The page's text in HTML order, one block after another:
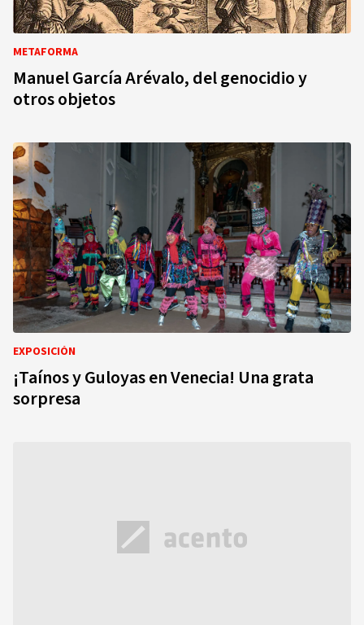
METAFORMA
Manuel García Arévalo, del genocidio y
otros objetos
EXPOSICIÓN
¡Taínos y Guloyas en Venecia! Una grata
sorpresa